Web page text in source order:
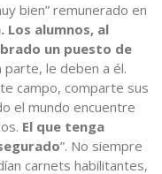
bien” remunerado en
Los alumnos, al
un puesto de
parte, le deben a él.
campo, comparte sus
el mundo encuentre
El que tenga
”. No siempre
carnets habilitantes,